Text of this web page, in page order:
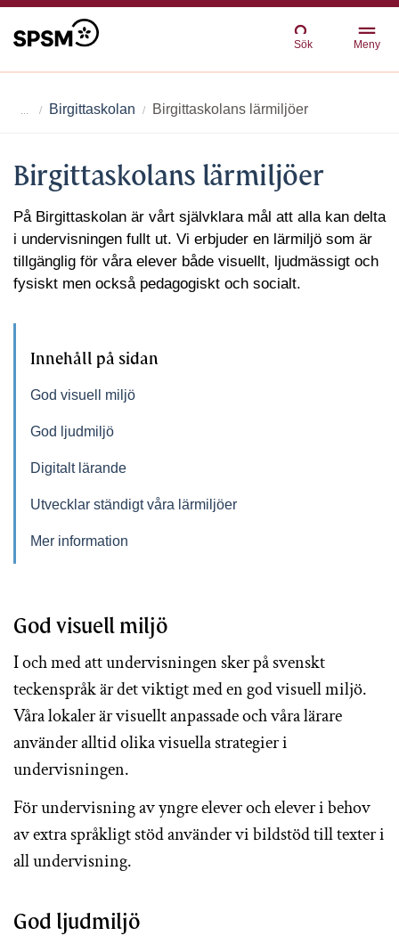
Sök Meny
Birgittaskolan Birgittaskolans lärmiljöer
Birgittaskolans lärmiljöer
På Birgittaskolan är vårt självklara mål att alla kan delta
i undervisningen fullt ut. Vi erbjuder en lärmiljö som är
tillgänglig för våra elever både visuellt, ljudmässigt och
fysiskt men också pedagogiskt och socialt.
Innehåll på sidan
God visuell miljö
God ljudmiljö
Digitalt lärande
Utvecklar ständigt våra lärmiljöer
Mer information
God visuell miljö
I och med att undervisningen sker på svenskt
teckenspråk är det viktigt med en god visuell miljö.
Våra lokaler är visuellt anpassade och våra lärare
använder alltid olika visuella strategier i
undervisningen.
För undervisning av yngre elever och elever i behov
av extra språkligt stöd använder vi bildstöd till texter i
all undervisning.
God ljudmiljö